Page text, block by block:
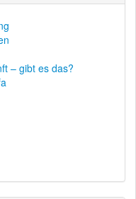
– gibt es das?